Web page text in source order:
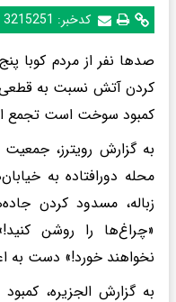
کدخبر: 3215251
صدها نفر از مردم کوبا
کردن آتش نسبت به قطعی
کمبود سوخت است تجمع
به گزارش رویترز،
محله دورافتاده به
زباله، مسدود کردن
«چراغ‌ها را روشن
نخواهند خورد!» دست به
به گزارش الجزیره،